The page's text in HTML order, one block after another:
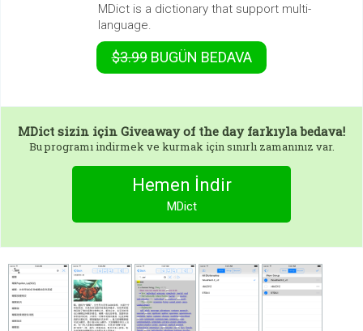
MDict is a dictionary that support multi-
language.
$3.99BUGÜN BEDAVA
MDict sizin için Giveaway of the day farkıyla bedava!
Bu programı indirmek ve kurmak için sınırlı zamanınız var.
Hemen İndir
MDict